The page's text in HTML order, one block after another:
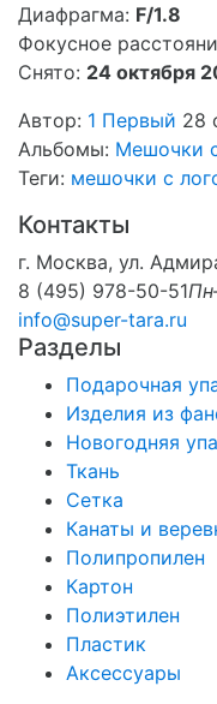
Диафрагма: F/1.8
Фокусное
Снято: 24 октября
Автор: 1 Первый 28
Альбомы: Мешочки
Теги: мешочки с
Контакты
г. Москва, ул.
8 (495) 978-50-51
info@super-tara.ru
Разделы
Подарочная
Изделия из
Новогодняя
Ткань
Сетка
Канаты и
Полипропилен
Картон
Полиэтилен
Пластик
Аксессуары